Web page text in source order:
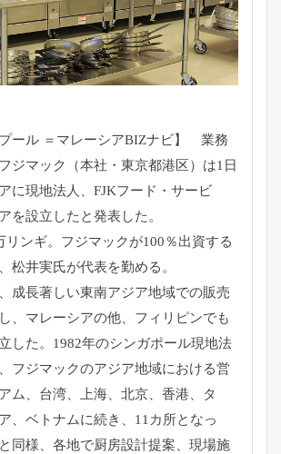
プール ＝マレーシアBIZナビ】 業務
ジマック（本社・東京都港区）は1日
に現地法人、FJKフード・サービ
を設立したと発表した。
リンギ。フジマックが100％出資する
松井実氏が代表を勤める。
成長著しい東南アジア地域での販売
、マレーシアの他、フィリピンでも
した。1982年のシンガポール現地法
フジマックのアジア地域における営
ム、台湾、上海、北京、香港、タ
、ベトナムに続き、11カ所となっ
同様、各地で厨房設計提案、現場施